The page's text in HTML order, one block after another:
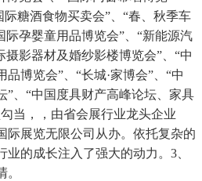
际糖酒食物买卖会”、“春、秋季车
际孕婴童用品博览会”、“新能源汽
摄影器材及婚纱影楼博览会”、“中
博览会”、“长城·家博会”、“中
”、“中国度具财产高峰论坛、家具
当，，由省会展行业龙头企业
展览无限公司从办。依托复杂的
的成长注入了强大的动力。3、